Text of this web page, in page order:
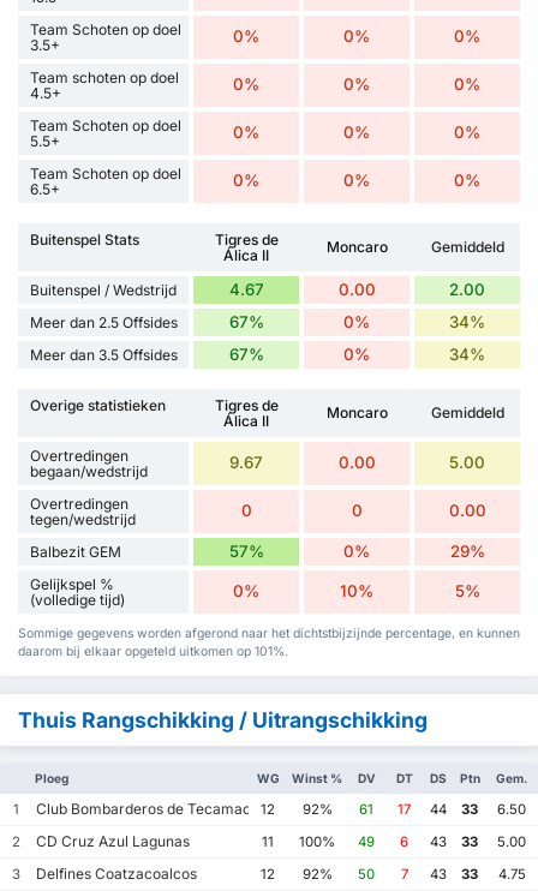
Team Schoten op doel
3.5+
0% 0% 0%
Team schoten op doel
4.5+
0% 0% 0%
Team Schoten op doel
5.5+
0% 0% 0%
Team Schoten op doel
6.5+
0% 0% 0%
Buitenspel Stats
Tigres de
Álica II
Moncaro Gemiddeld
Buitenspel / Wedstrijd 4.67 0.00 2.00
Meer dan 2.5 Offsides 67% 0% 34%
Meer dan 3.5 Offsides 67% 0% 34%
Overige statistieken
Tigres de
Álica II
Moncaro Gemiddeld
Overtredingen
begaan/wedstrijd
9.67 0.00 5.00
Overtredingen
tegen/wedstrijd
0 0 0.00
Balbezit GEM 57% 0% 29%
Gelijkspel %
(volledige tijd)
0% 10% 5%
Sommige gegevens worden afgerond naar het dichtstbijzijnde percentage, en kunnen
daarom bij elkaar opgeteld uitkomen op 101%.
Thuis Rangschikking / Uitrangschikking
Ploeg WG Winst % DV DT DS Ptn Gem.
1 Club Bombarderos de Tecamac 12 92% 61 17 44 33
6.50
2
CD Cruz Azul Lagunas 11 100% 49 6 43 33
5.00
3
Delfines Coatzacoalcos 12 92% 50 7 43 33
4.75